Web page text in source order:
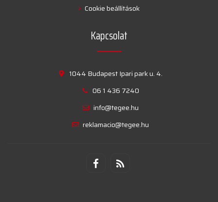
Cookie beállítások
Kapcsolat
1044 Budapest Ipari park u. 4.
06 1 436 7240
info@tegee.hu
reklamacio@tegee.hu